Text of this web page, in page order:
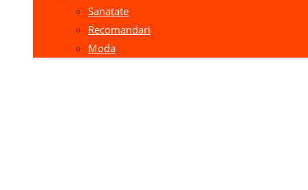
Sanatate
Recomandari
Moda